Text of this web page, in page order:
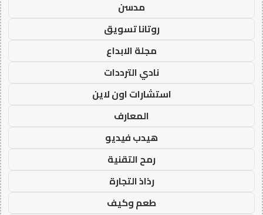
مدسن
روتانا تسويق
مجلة الابداع
نادي الترددات
استشارات اون لاين
المعارف
هيدب فيديو
رمح التقنية
رذاذ التجارة
طعم وكيف